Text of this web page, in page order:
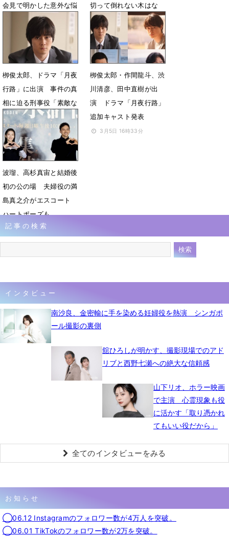
会見で明かした意外な悩
4月1日 06時00分
切って倒れない木はな
い」第１話場面カット公
開
3月16日 21時06分
栁俊太郎、ドラマ「月夜
行路」に出演 事件の真
相に迫る刑事役「素敵な
役者さんと共演、とても
楽しみ」
3月6日 07時00分
栁俊太郎・作間龍斗、渋
川清彦、田中直樹が出
演 ドラマ「月夜行路」
追加キャスト発表
3月5日 16時33分
波瑠、高杉真宙と結婚後
初の公の場 夫婦役の満
島真之介がエスコート
ハートポーズも
2月12日 07時15分
記事の検索
インタビュー
南沙良、金密輸に手を染める妊婦役を熱演 シンガポ
ール撮影の裏側
舘ひろしが明かす、撮影現場でのアド
リブと西野七瀬への絶大な信頼感
山下リオ、ホラー映画
で主演 心霊現象も役
に活かす「取り憑かれ
てもいい役だから」
全てのインタビューをみる
お知らせ
◯06.12 Instagramのフォロワー数が4万人を突破。
◯06.01 TikTokのフォロワー数が2万を突破。